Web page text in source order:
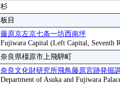
杉
板目
藤原京左京七条一坊西南坪
Fujiwara Capital (Left Capital, Seventh
奈良県橿原市上飛騨町
奈良文化財研究所飛鳥藤原宮跡発掘
Department of Asuka and Fujiwara